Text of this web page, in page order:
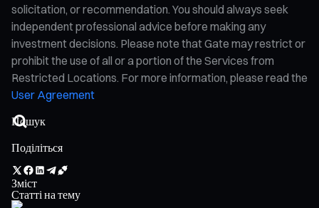
solicitation, or recommendation. You should always seek
independent professional advice before making any
investment decisions. Please note that Gate may restrict or
prohibit the use of all or a portion of the Services from
Restricted Locations. For more information, please read the
User Agreement
Поділіться
Зміст
Статті на тему